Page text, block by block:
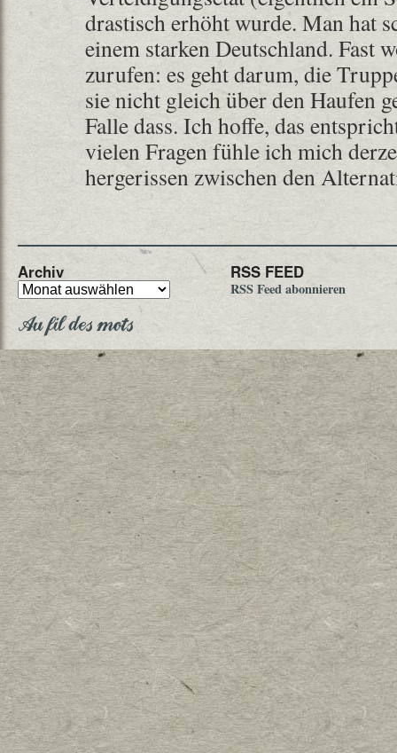
drastisch erhöht wurde. Man hat
einem starken Deutschland. Fast
zurufen: es geht darum, die
sie nicht gleich über den Haufen
Falle dass. Ich hoffe, das
vielen Fragen fühle ich mich
hergerissen zwischen den
Archiv RSS FEED
RSS Feed abonnieren
Au fil des mots